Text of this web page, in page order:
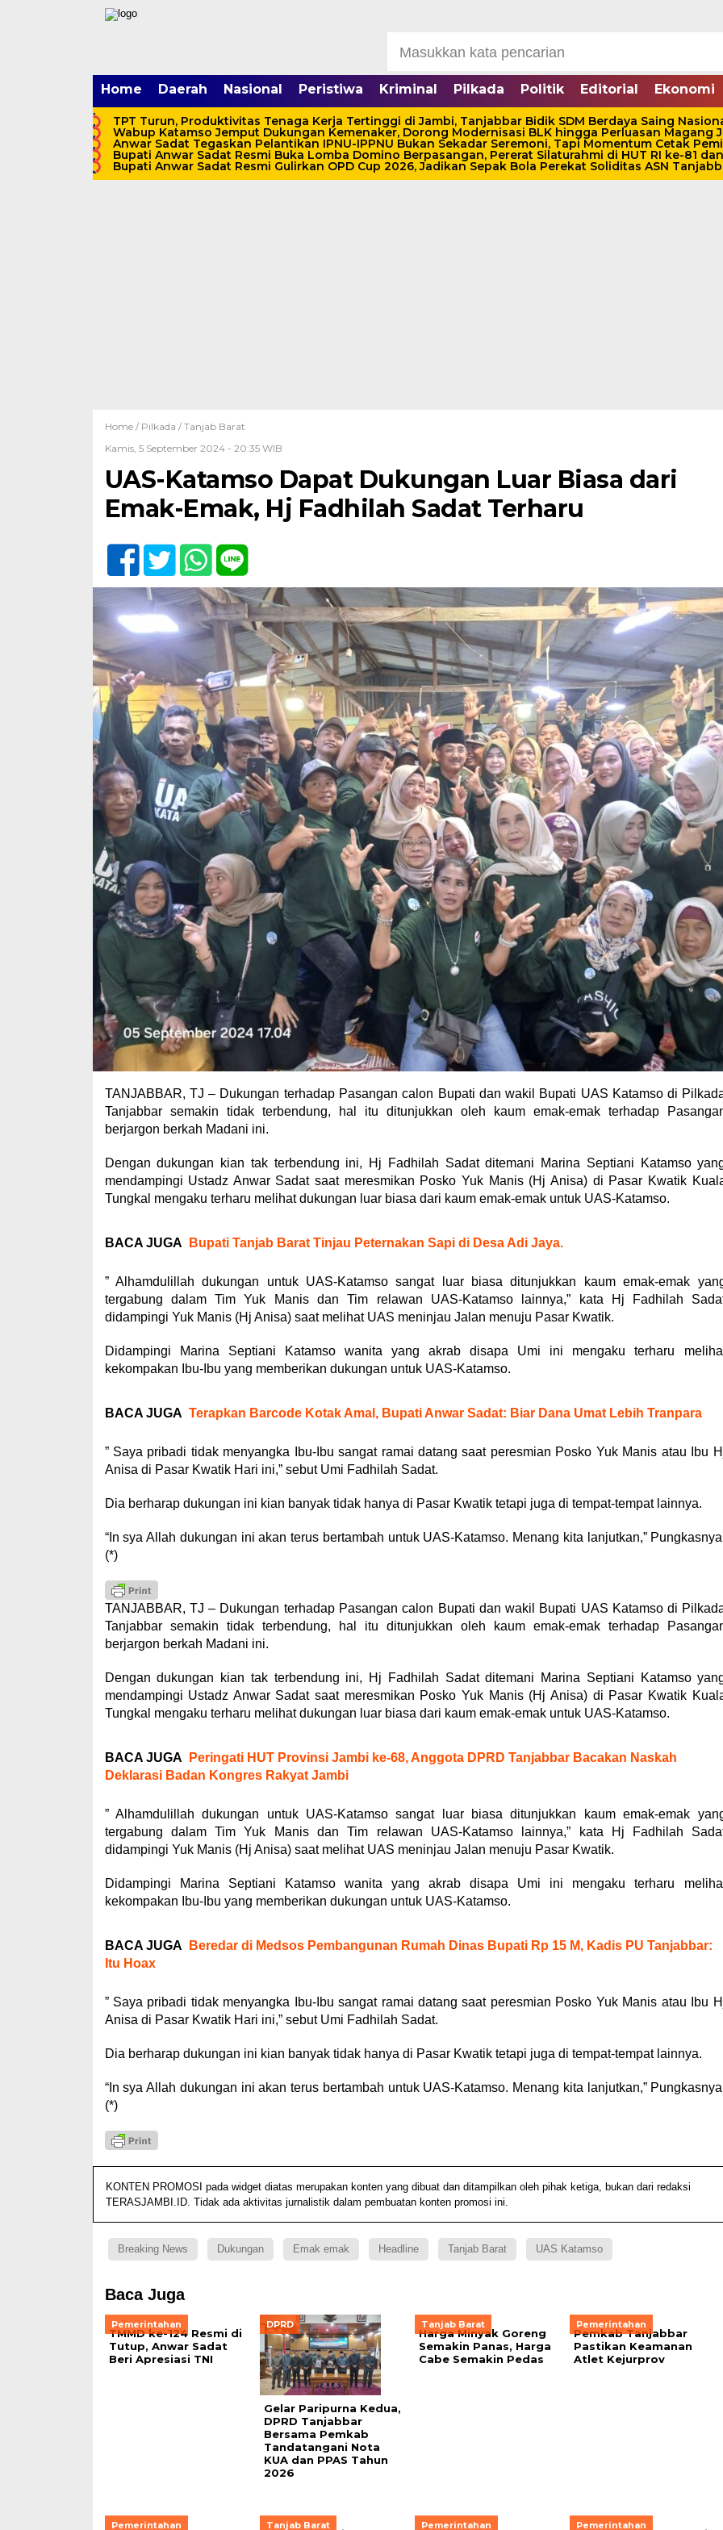
mgid.com, 522897, DIRECT, d4c29acad76ce94f
Home Daerah Nasional Peristiwa Kriminal Pilkada Politik Editorial Ekonomi
TPT Turun, Produktivitas Tenaga Kerja Tertinggi di Jambi, Tanjabbar Bidik SDM Berdaya Saing
Wabup Katamso Jemput Dukungan Kemenaker, Dorong Modernisasi BLK hingga Perluasan Magang
Anwar Sadat Tegaskan Pelantikan IPNU-IPPNU Bukan Sekadar Seremoni, Tapi Momentum Cetak
Bupati Anwar Sadat Resmi Buka Lomba Domino Berpasangan, Pererat Silaturahmi di HUT RI ke-81
Bupati Anwar Sadat Resmi Gulirkan OPD Cup 2026, Jadikan Sepak Bola Perekat Soliditas ASN
Home / Pilkada / Tanjab Barat
Kamis, 5 September 2024 - 20:35 WIB
UAS-Katamso Dapat Dukungan Luar Biasa dari
Emak-Emak, Hj Fadhilah Sadat Terharu
TANJABBAR, TJ – Dukungan terhadap Pasangan calon Bupati dan wakil Bupati UAS Katamso di
Tanjabbar semakin tidak terbendung, hal itu ditunjukkan oleh kaum emak-emak terhadap
berjargon berkah Madani ini.
Dengan dukungan kian tak terbendung ini, Hj Fadhilah Sadat ditemani Marina Septiani Katamso
mendampingi Ustadz Anwar Sadat saat meresmikan Posko Yuk Manis (Hj Anisa) di Pasar Kwatik
Tungkal mengaku terharu melihat dukungan luar biasa dari kaum emak-emak untuk UAS-Katamso.
BACA JUGA Bupati Tanjab Barat Tinjau Peternakan Sapi di Desa Adi Jaya.
” Alhamdulillah dukungan untuk UAS-Katamso sangat luar biasa ditunjukkan kaum emak-emak
tergabung dalam Tim Yuk Manis dan Tim relawan UAS-Katamso lainnya,” kata Hj Fadhilah
didampingi Yuk Manis (Hj Anisa) saat melihat UAS meninjau Jalan menuju Pasar Kwatik.
Didampingi Marina Septiani Katamso wanita yang akrab disapa Umi ini mengaku terharu
kekompakan Ibu-Ibu yang memberikan dukungan untuk UAS-Katamso.
BACA JUGA Terapkan Barcode Kotak Amal, Bupati Anwar Sadat: Biar Dana Umat Lebih Tranpara
” Saya pribadi tidak menyangka Ibu-Ibu sangat ramai datang saat peresmian Posko Yuk Manis atau Ibu
Anisa di Pasar Kwatik Hari ini,” sebut Umi Fadhilah Sadat.
Dia berharap dukungan ini kian banyak tidak hanya di Pasar Kwatik tetapi juga di tempat-tempat lainnya.
“In sya Allah dukungan ini akan terus bertambah untuk UAS-Katamso. Menang kita lanjutkan,”
(*)
TANJABBAR, TJ – Dukungan terhadap Pasangan calon Bupati dan wakil Bupati UAS Katamso di
Tanjabbar semakin tidak terbendung, hal itu ditunjukkan oleh kaum emak-emak terhadap
berjargon berkah Madani ini.
Dengan dukungan kian tak terbendung ini, Hj Fadhilah Sadat ditemani Marina Septiani Katamso
mendampingi Ustadz Anwar Sadat saat meresmikan Posko Yuk Manis (Hj Anisa) di Pasar Kwatik
Tungkal mengaku terharu melihat dukungan luar biasa dari kaum emak-emak untuk UAS-Katamso.
BACA JUGA
Peringati HUT Provinsi Jambi ke-68, Anggota DPRD Tanjabbar Bacakan Naskah
Deklarasi Badan Kongres Rakyat Jambi
” Alhamdulillah dukungan untuk UAS-Katamso sangat luar biasa ditunjukkan kaum emak-emak
tergabung dalam Tim Yuk Manis dan Tim relawan UAS-Katamso lainnya,” kata Hj Fadhilah
didampingi Yuk Manis (Hj Anisa) saat melihat UAS meninjau Jalan menuju Pasar Kwatik.
Didampingi Marina Septiani Katamso wanita yang akrab disapa Umi ini mengaku terharu
kekompakan Ibu-Ibu yang memberikan dukungan untuk UAS-Katamso.
BACA JUGA
Beredar di Medsos Pembangunan Rumah Dinas Bupati Rp 15 M, Kadis PU Tanjabbar:
Itu Hoax
” Saya pribadi tidak menyangka Ibu-Ibu sangat ramai datang saat peresmian Posko Yuk Manis atau Ibu
Anisa di Pasar Kwatik Hari ini,” sebut Umi Fadhilah Sadat.
Dia berharap dukungan ini kian banyak tidak hanya di Pasar Kwatik tetapi juga di tempat-tempat lainnya.
“In sya Allah dukungan ini akan terus bertambah untuk UAS-Katamso. Menang kita lanjutkan,”
(*)
KONTEN PROMOSI pada widget diatas merupakan konten yang dibuat dan ditampilkan oleh pihak ketiga, bukan dari redaksi
TERASJAMBI.ID. Tidak ada aktivitas jurnalistik dalam pembuatan konten promosi ini.
Breaking News Dukungan Emak emak Headline Tanjab Barat UAS Katamso
Baca Juga
Pemerintahan
TMMD ke-124 Resmi di
Tutup, Anwar Sadat
Beri Apresiasi TNI
DPRD
Gelar Paripurna Kedua,
DPRD Tanjabbar
Bersama Pemkab
Tandatangani Nota
KUA dan PPAS Tahun
2026
Tanjab Barat
Harga Minyak Goreng
Semakin Panas, Harga
Cabe Semakin Pedas
Pemerintahan
Pemkab Tanjabbar
Pastikan Keamanan
Atlet Kejurprov
Pemerintahan Tanjab Barat Pemerintahan Pemerintahan